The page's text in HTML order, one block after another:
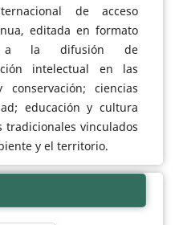
de acceso
editada en formato
a la difusión de
intelectual en las
ciencias
educación y cultura
vinculados
y el territorio.